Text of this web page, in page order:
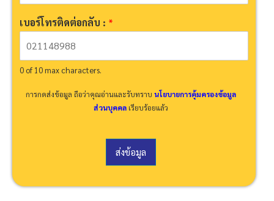
า
ม
ส
ล
เ
สิ
เบอร์โทรติดต่อกลับ : *
0 of 10 max characters.
การกดส่งข้อมูล ถือว่าคุณอ่านและรับทราบ นโยบายการคุ้มครองข้อมูล
ส่วนบุคคล เรียบร้อยแล้ว
ส่งข้อมูล